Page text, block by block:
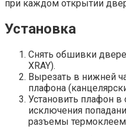
при каждом открытии
Установка
Снять обшивки
XRAY).
Вырезать в нижней
плафона
Установить плафон
исключения
разъемы